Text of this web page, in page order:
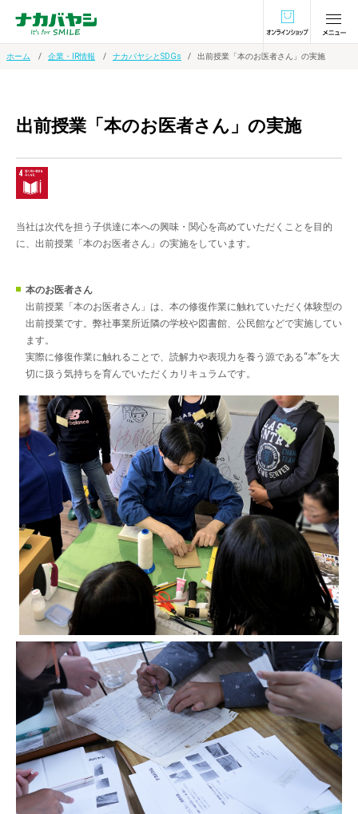
オンラインショ
ホーム 企業・IR情報 ナカバヤシとSDGs 出前授業「本のお医者さん」の実施
出前授業「本のお医者さん」の実施
当社は次代を担う子供達に本への興味・関心を高めていただくことを目的
に、出前授業「本のお医者さん」の実施をしています。
本のお医者さん
出前授業「本のお医者さん」は、本の修復作業に触れていただく体験型の
出前授業です。弊社事業所近隣の学校や図書館、公民館などで実施してい
ます。
実際に修復作業に触れることで、読解力や表現力を養う源である“本”を大
切に扱う気持ちを育んでいただくカリキュラムです。